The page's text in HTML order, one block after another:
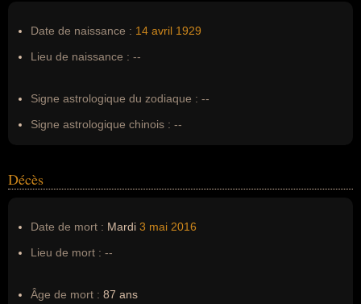
Date de naissance : 14 avril 1929
Lieu de naissance : --
Signe astrologique du zodiaque : --
Signe astrologique chinois : --
Décès
Date de mort : Mardi 3 mai 2016
Lieu de mort : --
Âge de mort : 87 ans